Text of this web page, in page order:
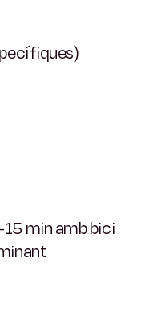
min amb bici